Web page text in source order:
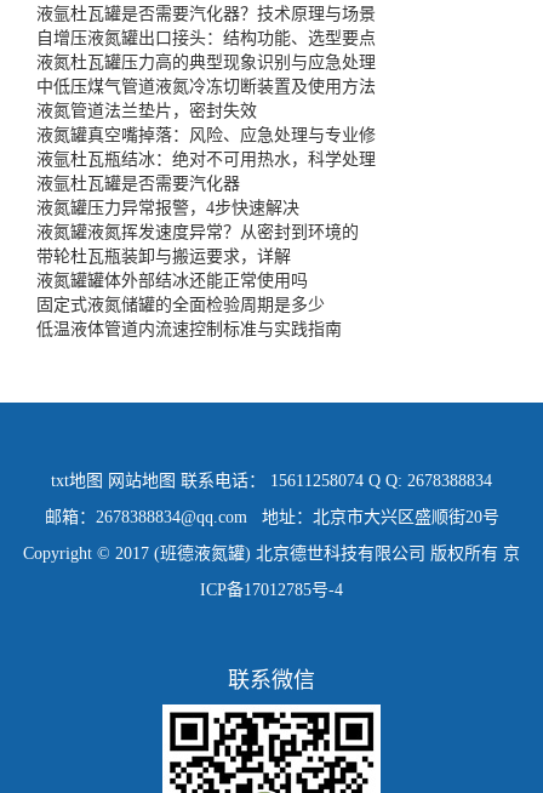
液氩杜瓦罐是否需要汽化器？技术原理与场景
自增压液氮罐出口接头：结构功能、选型要点
液氮杜瓦罐压力高的典型现象识别与应急处理
中低压煤气管道液氮冷冻切断装置及使用方法
液氮管道法兰垫片，密封失效
液氮罐真空嘴掉落：风险、应急处理与专业修
液氩杜瓦瓶结冰：绝对不可用热水，科学处理
液氩杜瓦罐是否需要汽化器
液氮罐压力异常报警，4步快速解决
液氮罐液氮挥发速度异常？从密封到环境的
带轮杜瓦瓶装卸与搬运要求，详解
液氮罐罐体外部结冰还能正常使用吗
固定式液氮储罐的全面检验周期是多少
低温液体管道内流速控制标准与实践指南
txt地图 网站地图 联系电话： 15611258074 Q Q: 2678388834
邮箱：2678388834@qq.com 地址：北京市大兴区盛顺街20号
Copyright © 2017 (班德液氮罐) 北京德世科技有限公司 版权所有 京
ICP备17012785号-4
联系微信